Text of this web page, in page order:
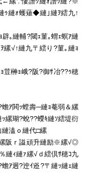
ｩ縺ｫ蠖薙◆縺｣縺ｦ繧九↑
｡縺輔?閾ｪ菫｡蝟ｪ螟ｱ縺
√↑縺九〒繧り?菫｡縺ｮ
荳榊ｮ峨?阪?御ｻ冶??ｩ穂
ｱ閧ｯ螳壽─縺ｮ菴弱＆縲
縲瑚?蛻??蠑ｷ縺ｿ繧堤衍
溘ｏ縺代□縲
阪ｒ謚頑升縺励※縲√◎
縺ｨ縺ｧ縲√ｄ繧倶ｻ穂ｺ九
ｱ迥?迚ｲ逧?〒縺ｯ縺ｪ縺